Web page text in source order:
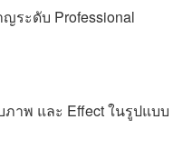
ระดับ Professional
าพ และ Effect ในรูปแ